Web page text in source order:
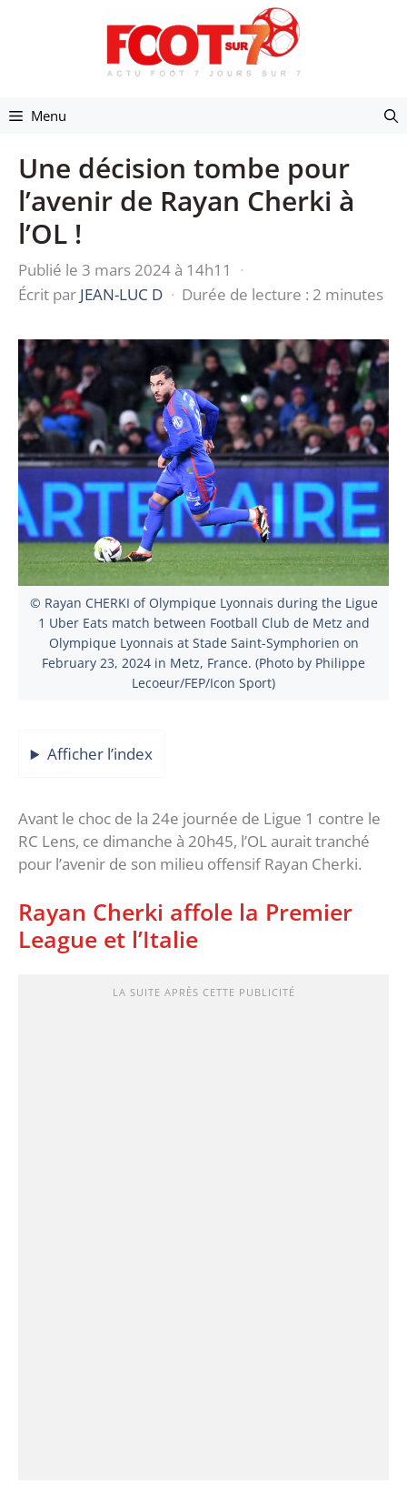
Menu
Une décision tombe pour
l’avenir de Rayan Cherki à
l’OL !
Publié le 3 mars 2024 à 14h11
·
Écrit par JEAN-LUC D · Durée de lecture : 2 minutes
© Rayan CHERKI of Olympique Lyonnais during the Ligue
1 Uber Eats match between Football Club de Metz and
Olympique Lyonnais at Stade Saint-Symphorien on
February 23, 2024 in Metz, France. (Photo by Philippe
Lecoeur/FEP/Icon Sport)
Afficher l’index
Avant le choc de la 24e journée de Ligue 1 contre le
RC Lens, ce dimanche à 20h45, l’OL aurait tranché
pour l’avenir de son milieu offensif Rayan Cherki.
Rayan Cherki affole la Premier
League et l’Italie
LA SUITE APRÈS CETTE PUBLICITÉ